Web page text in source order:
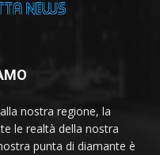
nostra regione, la
le realtà della nostra
punta di diamante è